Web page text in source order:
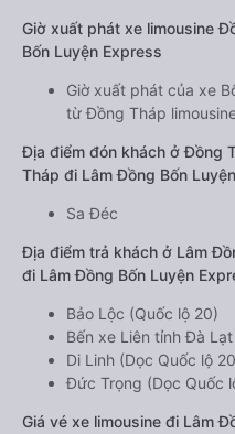
Giờ xuất phát xe limousine
Bốn Luyện Express
Giờ xuất phát của xe
từ Đồng Tháp
Địa điểm đón khách ở Đồng
Tháp đi Lâm Đồng Bốn
Sa Đéc
Địa điểm trả khách ở Lâm
đi Lâm Đồng Bốn Luyện
Bảo Lộc (Quốc lộ 20)
Bến xe Liên tỉnh Đà Lạt
Di Linh (Dọc Quốc lộ
Đức Trọng (Dọc Quốc
Giá vé xe limousine đi Lâm